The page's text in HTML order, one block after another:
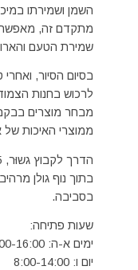
השמן ושמירתו
מתקדם זה, מאפשר
שמירת הטעם
בסיום הסיור, ואחרי
לרכוש בחנות
מבחר מוצרים
ממוצרי האיכות של
בתוך נוף גולן
בסביבה.
שעות פתיחה:
ימים א-ה: 8:00-16:00
יום ו: 8:00-14:00